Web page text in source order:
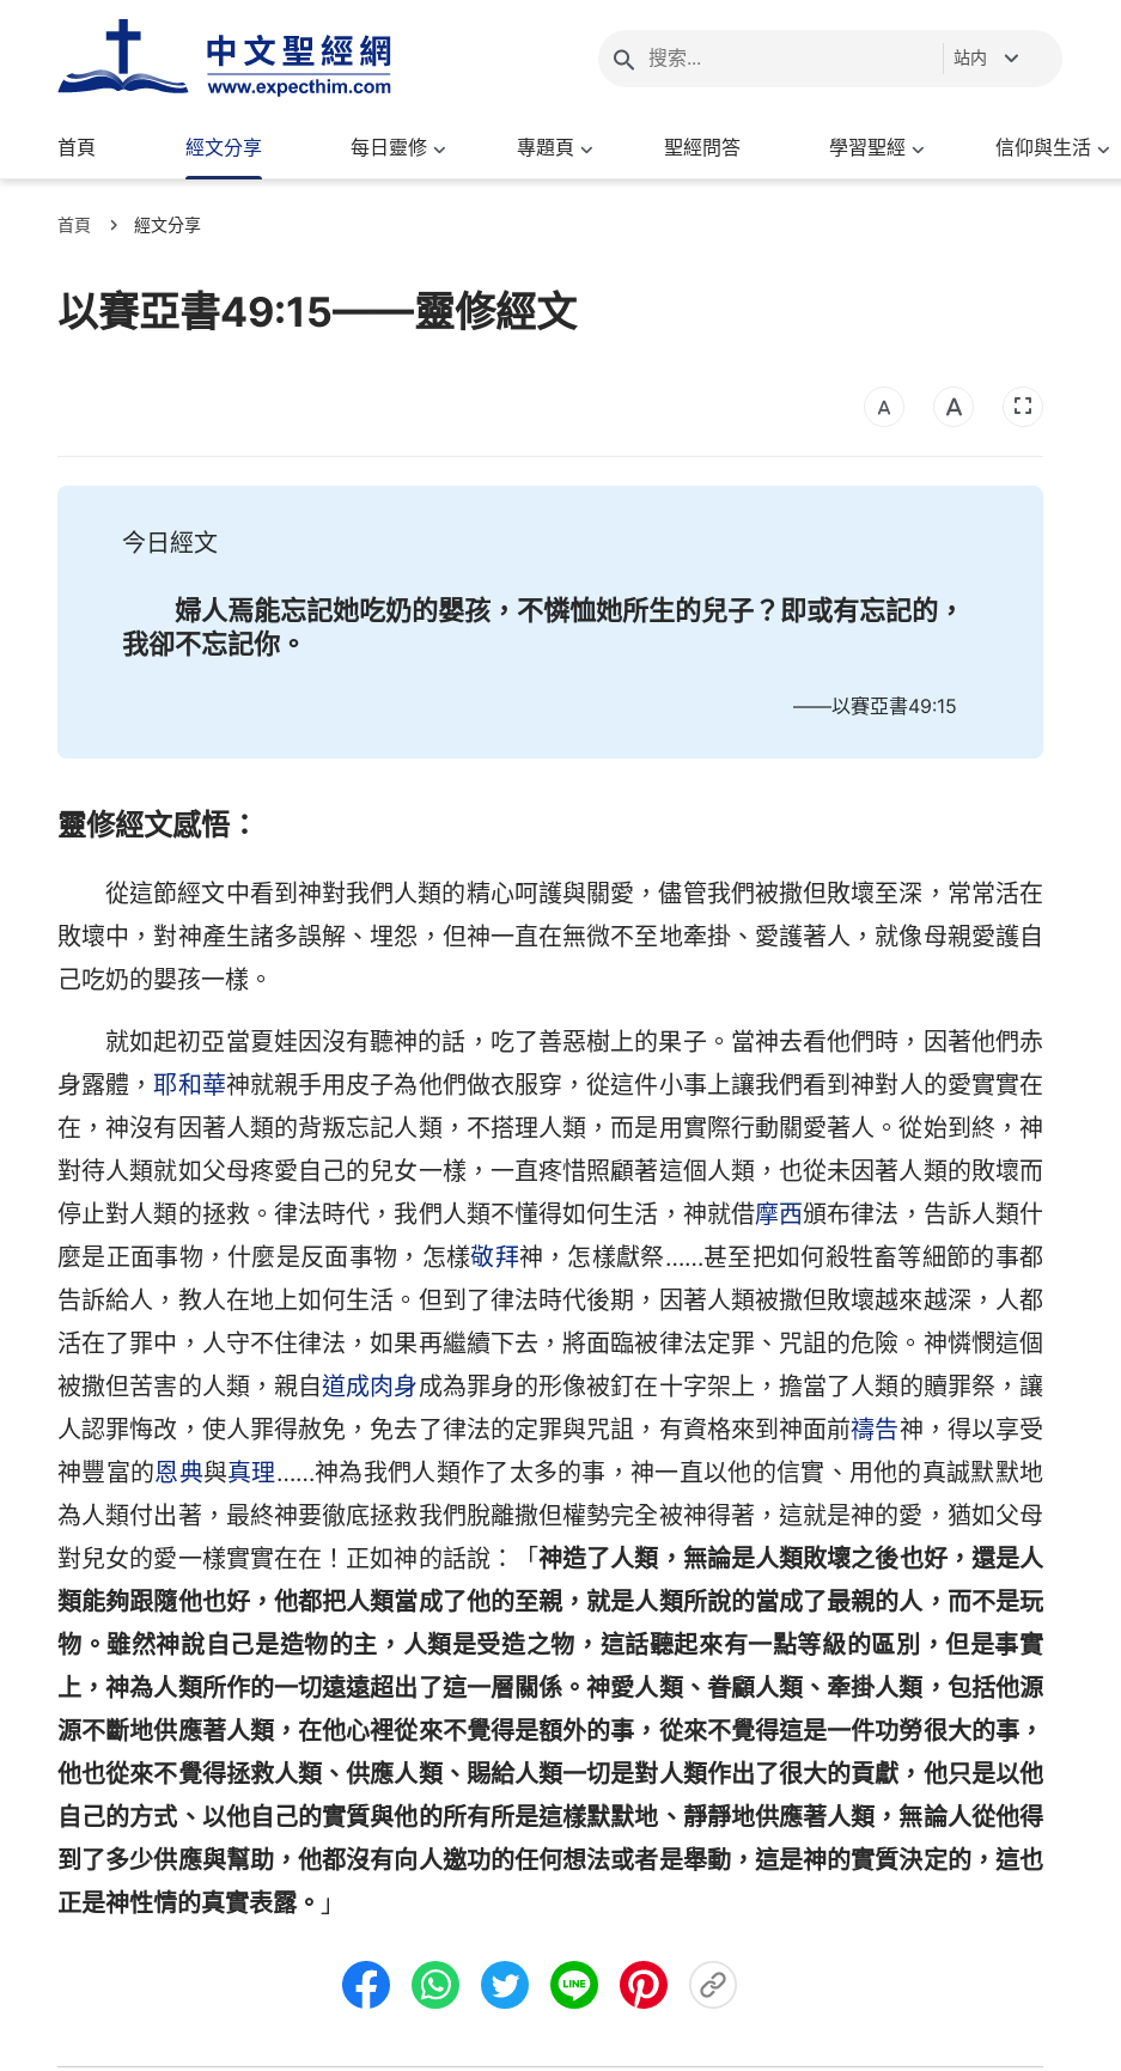
站内
首頁 經文分享 每日靈修 專題頁 聖經問答 學習聖經 信仰與生活
首頁 經文分享
以賽亞書49:15——靈修經文
今日經文
婦人焉能忘記她吃奶的嬰孩，不憐恤她所生的兒子？即或有忘記的，
我卻不忘記你。
——以賽亞書49:15
靈修經文感悟：
從這節經文中看到神對我們人類的精心呵護與關愛，儘管我們被撒但敗壞至深，常常活在
敗壞中，對神產生諸多誤解、埋怨，但神一直在無微不至地牽掛、愛護著人，就像母親愛護自
己吃奶的嬰孩一樣。
就如起初亞當夏娃因沒有聽神的話，吃了善惡樹上的果子。當神去看他們時，因著他們赤
身露體，耶和華神就親手用皮子為他們做衣服穿，從這件小事上讓我們看到神對人的愛實實在
在，神沒有因著人類的背叛忘記人類，不搭理人類，而是用實際行動關愛著人。從始到終，神
對待人類就如父母疼愛自己的兒女一樣，一直疼惜照顧著這個人類，也從未因著人類的敗壞而
停止對人類的拯救。律法時代，我們人類不懂得如何生活，神就借摩西頒布律法，告訴人類什
麼是正面事物，什麼是反面事物，怎樣敬拜神，怎樣獻祭……甚至把如何殺牲畜等細節的事都
告訴給人，教人在地上如何生活。但到了律法時代後期，因著人類被撒但敗壞越來越深，人都
活在了罪中，人守不住律法，如果再繼續下去，將面臨被律法定罪、咒詛的危險。神憐憫這個
被撒但苦害的人類，親自道成肉身成為罪身的形像被釘在十字架上，擔當了人類的贖罪祭，讓
人認罪悔改，使人罪得赦免，免去了律法的定罪與咒詛，有資格來到神面前禱告神，得以享受
神豐富的恩典與真理……神為我們人類作了太多的事，神一直以他的信實、用他的真誠默默地
為人類付出著，最終神要徹底拯救我們脫離撒但權勢完全被神得著，這就是神的愛，猶如父母
對兒女的愛一樣實實在在！正如神的話說：「 神造了人類，無論是人類敗壞之後也好，還是人
類能夠跟隨他也好，他都把人類當成了他的至親，就是人類所說的當成了最親的人，而不是玩
物。雖然神說自己是造物的主，人類是受造之物，這話聽起來有一點等級的區別，但是事實
上，神為人類所作的一切遠遠超出了這一層關係。神愛人類、眷顧人類、牽掛人類，包括他源
源不斷地供應著人類，在他心裡從來不覺得是額外的事，從來不覺得這是一件功勞很大的事，
他也從來不覺得拯救人類、供應人類、賜給人類一切是對人類作出了很大的貢獻，他只是以他
自己的方式、以他自己的實質與他的所有所是這樣默默地、靜靜地供應著人類，無論人從他得
到了多少供應與幫助，他都沒有向人邀功的任何想法或者是舉動，這是神的實質決定的，這也
正是神性情的真實表露。 」